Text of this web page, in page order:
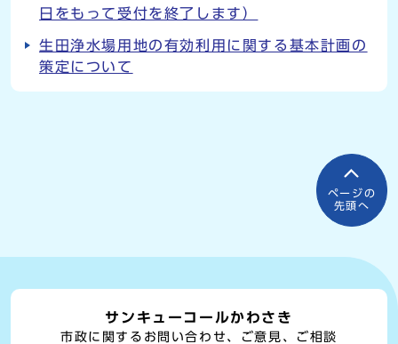
日をもって受付を終了します）
生田浄水場用地の有効利用に関する基本計画の
策定について
ページの
先頭へ
サンキューコールかわさき
市政に関するお問い合わせ、ご意見、ご相談